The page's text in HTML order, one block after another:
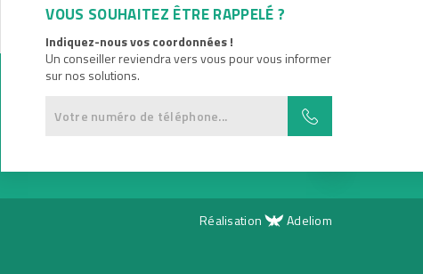
VOUS SOUHAITEZ ÊTRE RAPPELÉ ?
Indiquez-nous vos coordonnées !
Un conseiller reviendra vers vous pour vous informer
sur nos solutions.
Réalisation Adeliom